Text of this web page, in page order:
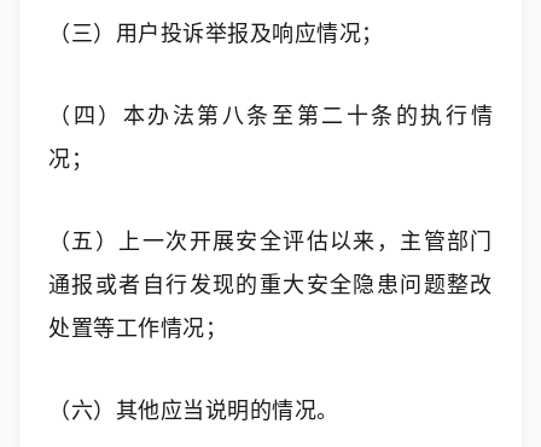
（三）用户投诉举报及响应情况；
（四）本办法第八条至第二十条的执行情
况；
（五）上一次开展安全评估以来，主管部门
通报或者自行发现的重大安全隐患问题整改
处置等工作情况；
（六）其他应当说明的情况。